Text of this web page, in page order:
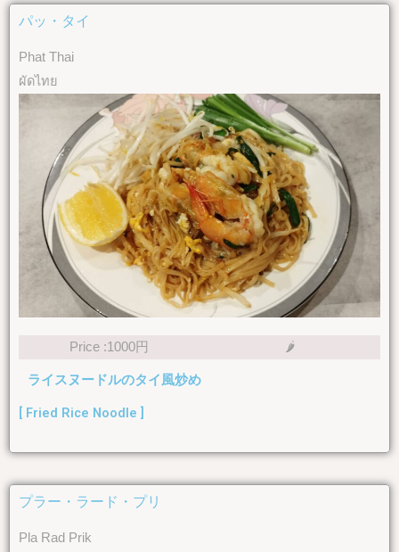
パッ・タイ
Phat Thai
ผัดไทย
Price :1000円 🌶
ライスヌードルのタイ風炒め
[ Fried Rice Noodle ]
プラー・ラード・プリ
Pla Rad Prik